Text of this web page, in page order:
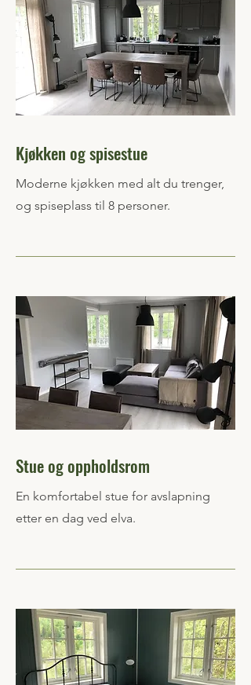
Kjøkken og spisestue
Moderne kjøkken med alt du trenger,
og spiseplass til 8 personer.
Stue og oppholdsrom
En komfortabel stue for avslapning
etter en dag ved elva.